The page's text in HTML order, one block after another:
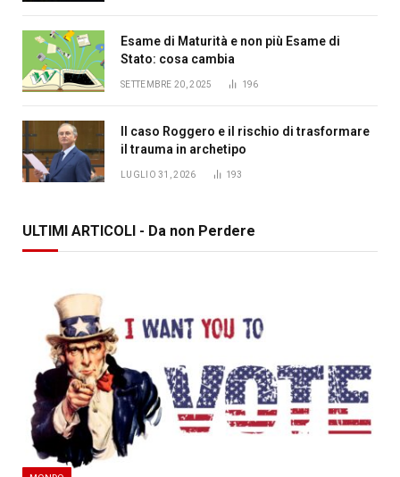
Esame di Maturità e non più Esame di
Stato: cosa cambia
SETTEMBRE 20, 2025 196
Il caso Roggero e il rischio di trasformare
il trauma in archetipo
LUGLIO 31, 2026 193
ULTIMI ARTICOLI - Da non Perdere